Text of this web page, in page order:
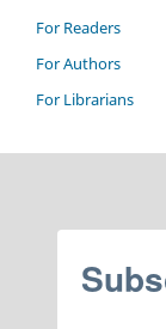
For Readers
For Authors
For Librarians